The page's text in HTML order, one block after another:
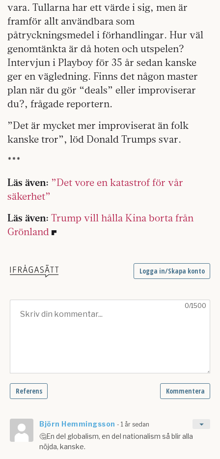
vara. Tullarna har ett värde i sig, men är
framför allt användbara som
påtryckningsmedel i förhandlingar. Hur väl
genomtänkta är då hoten och utspelen?
Intervjun i Playboy för 35 år sedan kanske
ger en vägledning. Finns det någon master
plan när du gör “deals” eller improviserar
du?, frågade reportern.
”Det är mycket mer improviserat än folk
kanske tror”, löd Donald Trumps svar.
***
Läs även: ”Det vore en katastrof för vår
säkerhet”
Läs även: Trump vill hålla Kina borta från
Grönland